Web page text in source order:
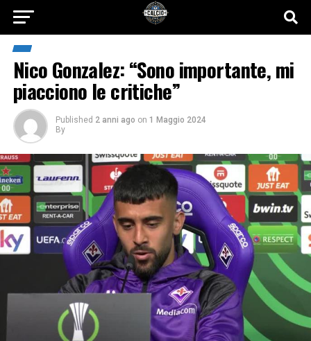
Nico Gonzalez: “Sono importante, mi
piacciono le critiche”
Published 2 anni ago on 1 Maggio 2024
By